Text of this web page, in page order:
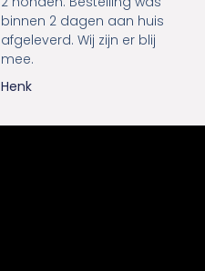
binnen 2 dagen aan huis
afgeleverd. Wij zijn er blij
mee.
Henk